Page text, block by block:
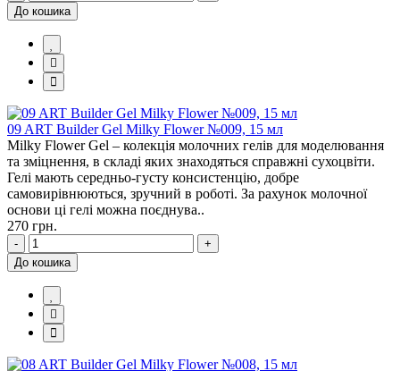
До кошика
09 ART Builder Gel Milky Flower №009, 15 мл
Milky Flower Gel – колекція молочних гелів для моделювання
та зміцнення, в складі яких знаходяться справжні сухоцвіти.
Гелі мають середньо-густу консистенцію, добре
самовирівнюються, зручний в роботі. За рахунок молочної
основи ці гелі можна поєднува..
270 грн.
-
+
До кошика